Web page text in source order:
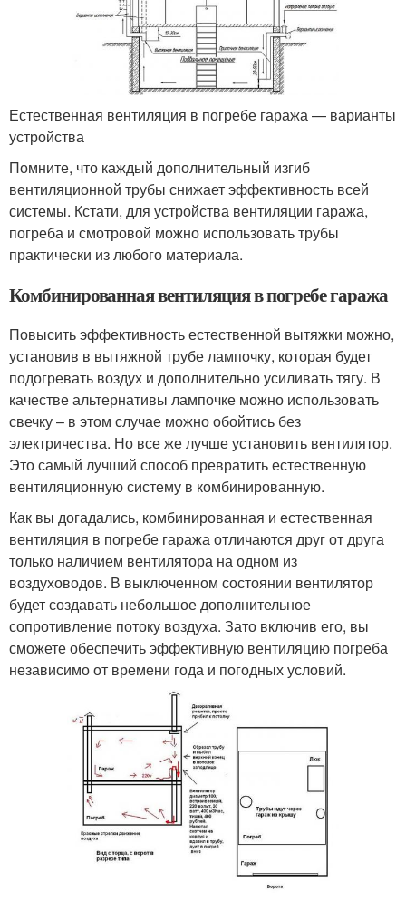
Естественная вентиляция в погребе гаража — варианты
устройства
Помните, что каждый дополнительный изгиб
вентиляционной трубы снижает эффективность всей
системы. Кстати, для устройства вентиляции гаража,
погреба и смотровой можно использовать трубы
практически из любого материала.
Комбинированная вентиляция в погребе гаража
Повысить эффективность естественной вытяжки можно,
установив в вытяжной трубе лампочку, которая будет
подогревать воздух и дополнительно усиливать тягу. В
качестве альтернативы лампочке можно использовать
свечку – в этом случае можно обойтись без
электричества. Но все же лучше установить вентилятор.
Это самый лучший способ превратить естественную
вентиляционную систему в комбинированную.
Как вы догадались, комбинированная и естественная
вентиляция в погребе гаража отличаются друг от друга
только наличием вентилятора на одном из
воздуховодов. В выключенном состоянии вентилятор
будет создавать небольшое дополнительное
сопротивление потоку воздуха. Зато включив его, вы
сможете обеспечить эффективную вентиляцию погреба
независимо от времени года и погодных условий.